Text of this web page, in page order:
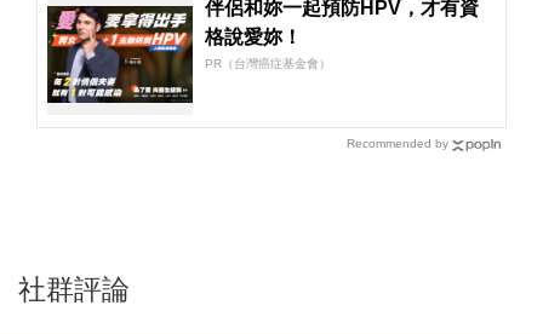
伴侶和妳一起預防HPV，才有資
格說愛妳！
PR（台灣癌症基金會）
Recommended by
社群評論